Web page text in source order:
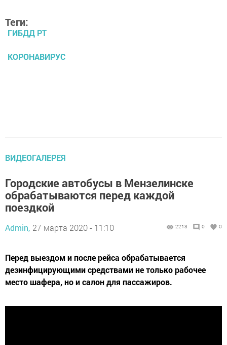
Теги:
ГИБДД РТ
КОРОНАВИРУС
ВИДЕОГАЛЕРЕЯ
Городские автобусы в Мензелинске
обрабатываются перед каждой
поездкой
Admin, 27 марта 2020 - 11:10 2213 0 0
Перед выездом и после рейса обрабатывается
дезинфицирующими средствами не только рабочее
место шафера, но и салон для пассажиров.